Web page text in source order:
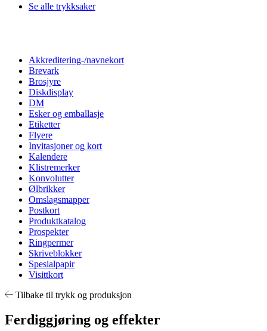
Se alle trykksaker
Akkreditering-/navnekort
Brevark
Brosjyre
Diskdisplay
DM
Esker og emballasje
Etiketter
Flyere
Invitasjoner og kort
Kalendere
Klistremerker
Konvolutter
Ølbrikker
Omslagsmapper
Postkort
Produktkatalog
Prospekter
Ringpermer
Skriveblokker
Spesialpapir
Visittkort
Tilbake til trykk og produksjon
Ferdiggjøring og effekter